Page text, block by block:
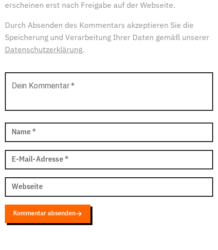
erscheinen erst nach Freigabe auf der Webseite.
Durch Absenden des Kommentars akzeptieren Sie die
Speicherung und Verarbeitung Ihrer Daten gemäß unserer
Datenschutzerklärung.
Dein Kommentar*
Name *
E-Mail-Adresse *
Webseite
Kommentar absenden